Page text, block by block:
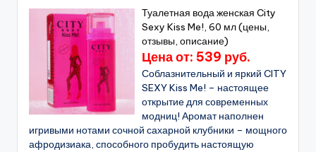
Туалетная вода женская City
Sexy Kiss Me!, 60 мл (цены,
отзывы, описание)
Цена от: 539 руб.
Соблазнительный и яркий CITY
SEXY Kiss Me! – настоящее
открытие для современных
модниц! Аромат наполнен
игривыми нотами сочной сахарной клубники – мощного
афродизиака, способного пробудить настоящую